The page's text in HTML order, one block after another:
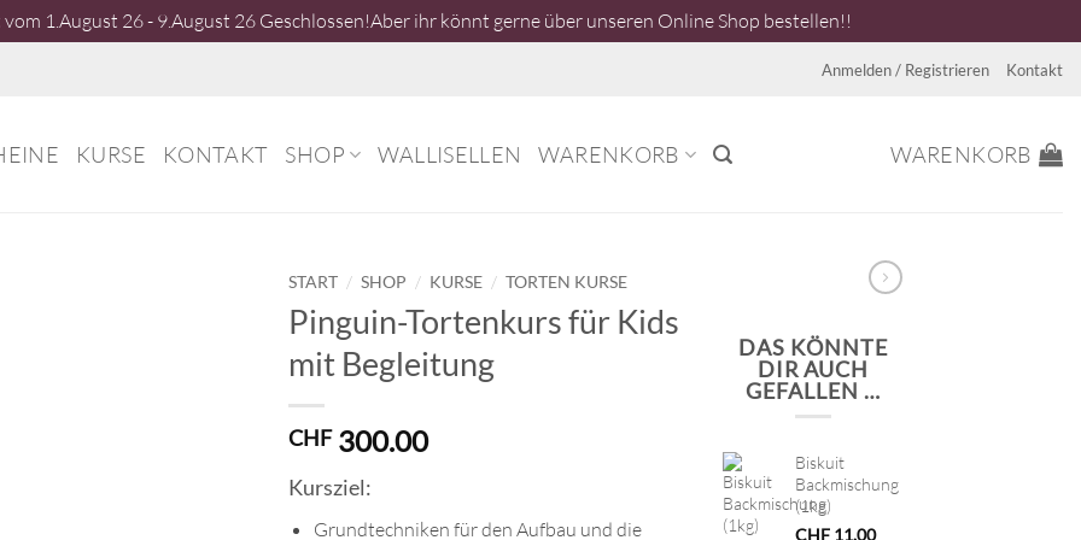
1.August 26 - 9.August 26 Geschlossen!Aber ihr könnt gerne über unseren Online Shop bestellen!!
Anmelden / Registrieren Kontakt
KURSE KONTAKT SHOP WALLISELLEN WARENKORB WARENKORB
START / SHOP / KURSE / TORTEN KURSE
Pinguin-Tortenkurs für Kids
mit Begleitung
CHF300.00
Kursziel:
Grundtechniken für den Aufbau und die
DAS KÖNNTE
DIR AUCH
GEFALLEN …
Biskuit
Backmischung
(1kg)
CHF 11.00